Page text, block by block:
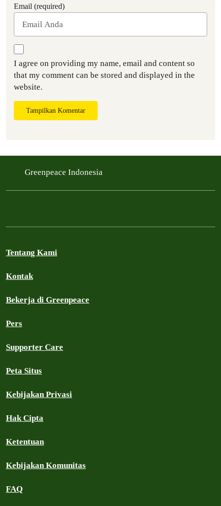
Email (required)
I agree on providing my name, email and content so
that my comment can be stored and displayed in the
website.
Tampilkan Komentar
Greenpeace Indonesia
Tentang Kami
Kontak
Bekerja di Greenpeace
Pers
Supporter Care
Peta Situs
Kebijakan Privasi
Hak Cipta
Ketentuan
Kebijakan Komunitas
FAQ